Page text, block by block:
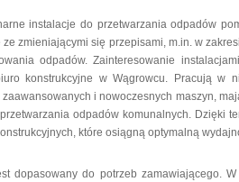
instalacje do przetwarzania odpadów
zmieniającymi się przepisami, m.in. w
odpadów. Zainteresowanie
konstrukcyjne w Wągrowcu. Pracują w
i nowoczesnych maszyn,
odpadów komunalnych. Dzięki
które osiągną optymalną
dopasowany do potrzeb zamawiającego.